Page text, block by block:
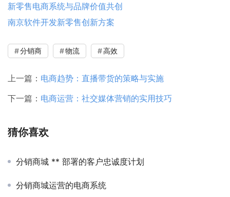
新零售电商系统与品牌价值共创
南京软件开发新零售创新方案
分销商 物流 高效
上一篇： 电商趋势：直播带货的策略与实施
下一篇： 电商运营：社交媒体营销的实用技巧
猜你喜欢
分销商城 ** 部署的客户忠诚度计划
分销商城运营的电商系统